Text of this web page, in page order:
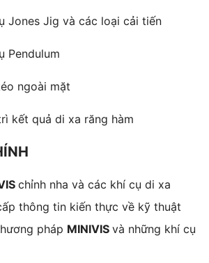
Jones Jig và các loại cải tiến
Pendulum
ngoài mặt
kết quả di xa răng hàm
chỉnh nha và các khí cụ di xa
thông tin kiến thực về kỹ thuật
pháp MINIVIS và những khí cụ